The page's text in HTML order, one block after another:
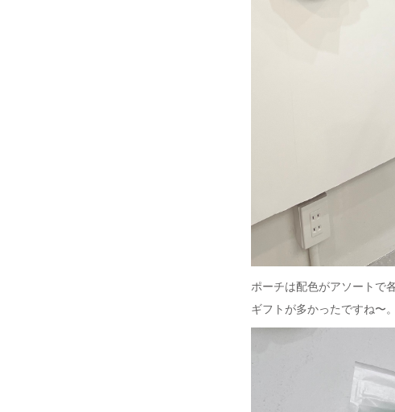
ポーチは配色がアソートで
ギフトが多かったですね〜。